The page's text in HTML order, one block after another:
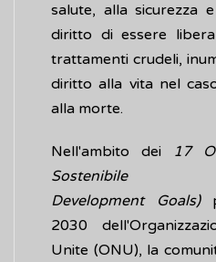
salute, alla sicurezza
diritto di essere
trattamenti crudeli,
diritto alla vita nel
alla morte.
Nell'ambito dei 17
Sostenibile
Development Goals)
2030
Unite (ONU), la